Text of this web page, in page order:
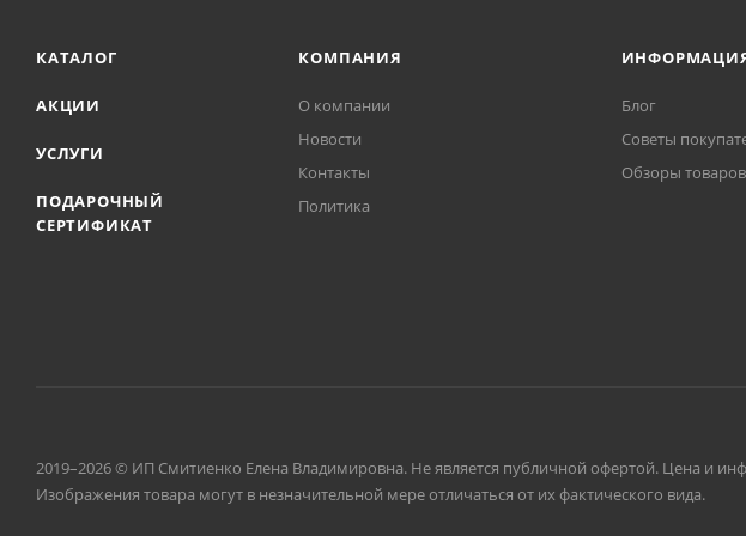
КАТАЛОГ
АКЦИИ
УСЛУГИ
ПОДАРОЧНЫЙ
СЕРТИФИКАТ
КОМПАНИЯ
О компании
Новости
Контакты
Политика
Блог
Советы
Обзоры товаров
2019–2026 © ИП Смитиенко Елена Владимировна. Не является публичной офертой. Цена и
Изображения товара могут в незначительной мере отличаться от их фактического вида.